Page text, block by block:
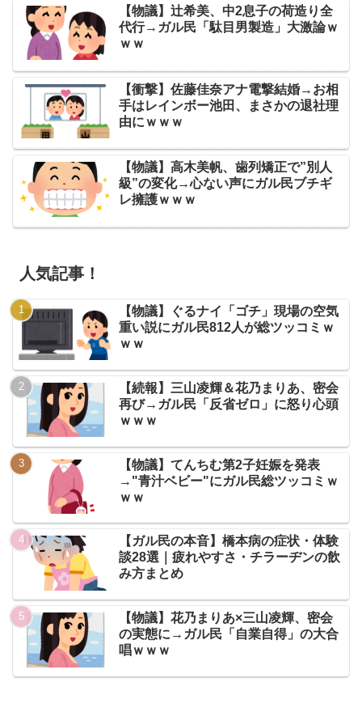
【物議】辻希美、中2息子の荷造り全
代行→ガル民「駄目男製造」大激論ｗ
ｗｗ
【衝撃】佐藤佳奈アナ電撃結婚→お相
手はレインボー池田、まさかの退社理
由にｗｗｗ
【物議】高木美帆、歯列矯正で”別人
級”の変化→心ない声にガル民ブチギ
レ擁護ｗｗｗ
人気記事！
【物議】ぐるナイ「ゴチ」現場の空気
重い説にガル民812人が総ツッコミｗ
ｗｗ
【続報】三山凌輝＆花乃まりあ、密会
再び→ガル民「反省ゼロ」に怒り心頭
ｗｗｗ
【物議】てんちむ第2子妊娠を発表
→"青汁ベビー"にガル民総ツッコミｗ
ｗｗ
【ガル民の本音】橋本病の症状・体験
談28選｜疲れやすさ・チラーヂンの飲
み方まとめ
【物議】花乃まりあ×三山凌輝、密会
の実態に→ガル民「自業自得」の大合
唱ｗｗｗ